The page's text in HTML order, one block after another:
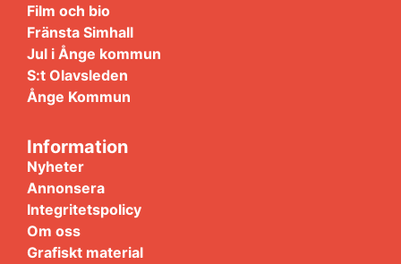
Film och bio
Fränsta Simhall
Jul i Ånge kommun
S:t Olavsleden
Ånge Kommun
Information
Nyheter
Annonsera
Integritetspolicy
Om oss
Grafiskt material